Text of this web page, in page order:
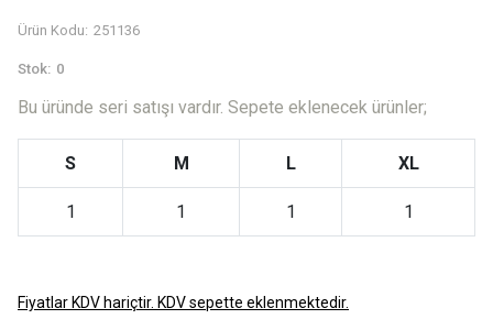
Ürün Kodu: 251136
Stok: 0
Bu üründe seri satışı vardır. Sepete eklenecek ürünler;
S M L XL
1 1 1 1
Fiyatlar KDV hariçtir. KDV sepette eklenmektedir.